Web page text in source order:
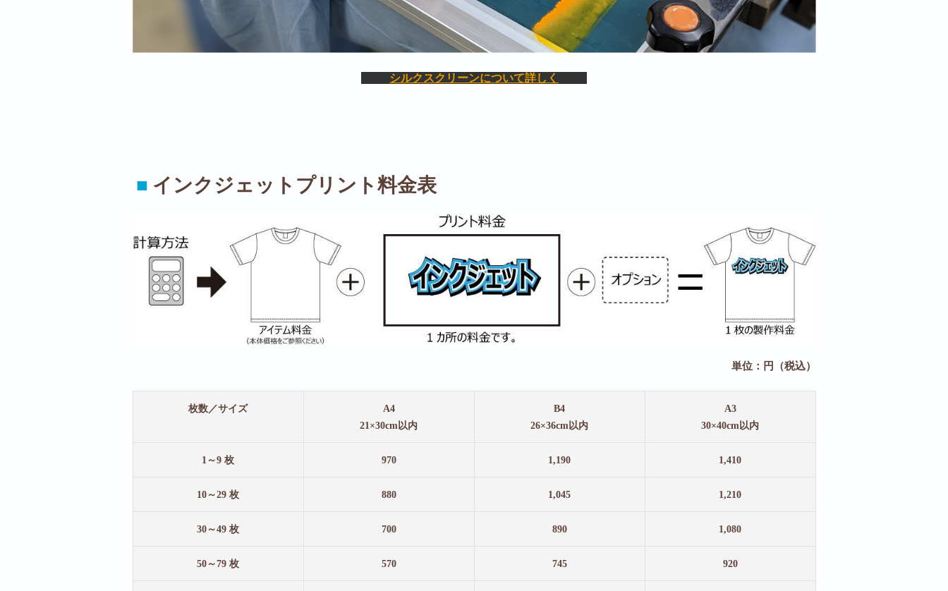
シルクスクリーンについて詳しく
■ インクジェットプリント料金表
単位：円（税込）
枚数／サイズ
A4
21×30cm以内
B4
26×36cm以内
A3
30×40cm以内
1～9 枚 970 1,190 1,410
10～29 枚 880 1,045 1,210
30～49 枚 700 890 1,080
50～79 枚 570 745 920